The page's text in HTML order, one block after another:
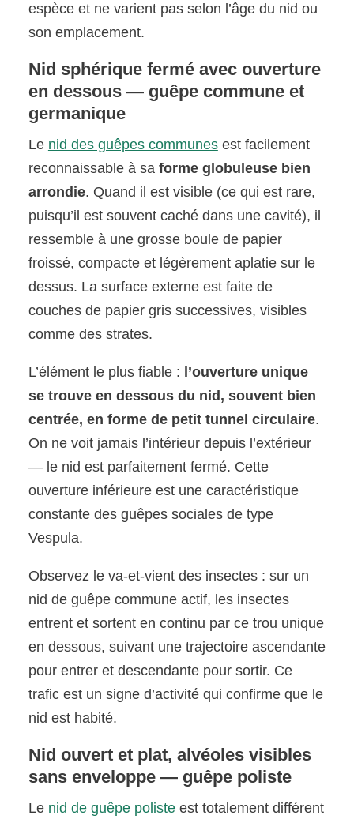
espèce et ne varient pas selon l’âge du nid ou
son emplacement.
Nid sphérique fermé avec ouverture
en dessous — guêpe commune et
germanique
Le nid des guêpes communesest facilement
reconnaissable à sa forme globuleuse bien
arrondie. Quand il est visible (ce qui est rare,
puisqu’il est souvent caché dans une cavité), il
ressemble à une grosse boule de papier
froissé, compacte et légèrement aplatie sur le
dessus. La surface externe est faite de
couches de papier gris successives, visibles
comme des strates.
L’élément le plus fiable : l’ouverture unique
se trouve en dessous du nid, souvent bien
centrée, en forme de petit tunnel circulaire.
On ne voit jamais l’intérieur depuis l’extérieur
— le nid est parfaitement fermé. Cette
ouverture inférieure est une caractéristique
constante des guêpes sociales de type
Vespula.
Observez le va-et-vient des insectes : sur un
nid de guêpe commune actif, les insectes
entrent et sortent en continu par ce trou unique
en dessous, suivant une trajectoire ascendante
pour entrer et descendante pour sortir. Ce
trafic est un signe d’activité qui confirme que le
nid est habité.
Nid ouvert et plat, alvéoles visibles
sans enveloppe — guêpe poliste
Le nid de guêpe polisteest totalement différent